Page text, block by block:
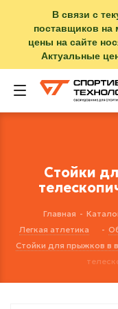
В связи с
поставщиков
цены на сайте
Актуальные
Стойки
Главная -
Легкая атлетика
-
Стойки для прыжков в